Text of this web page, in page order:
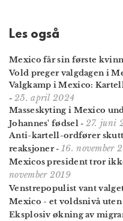
Les også
Mexico får sin første
Vold preger valgdagen i
Valgkamp i Mexico:
- 25. april 2024
Masseskyting i Mexico
Johannes' fødsel- 27. juni
Anti-kartell-ordfører
reaksjoner- 16. november
Mexicos president tror
november 2019
Venstrepopulist vant
Mexico - et voldsnivå
Eksplosiv økning av